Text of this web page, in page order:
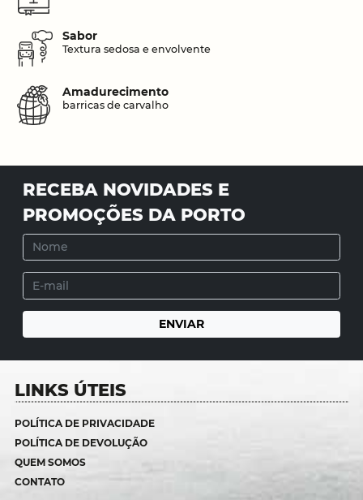
Sabor
Textura sedosa e envolvente
Amadurecimento
barricas de carvalho
RECEBA NOVIDADES E
PROMOÇÕES DA PORTO
LINKS ÚTEIS
POLÍTICA DE PRIVACIDADE
POLÍTICA DE DEVOLUÇÃO
QUEM SOMOS
CONTATO